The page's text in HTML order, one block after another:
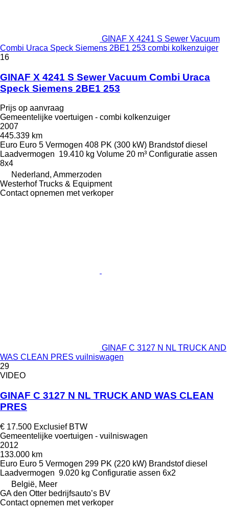
GINAF X 4241 S Sewer Vacuum
Combi Uraca Speck Siemens 2BE1 253 combi kolkenzuiger
16
GINAF X 4241 S Sewer Vacuum Combi Uraca
Speck Siemens 2BE1 253
Prijs op aanvraag
Gemeentelijke voertuigen - combi kolkenzuiger
2007
445.339 km
Euro Euro 5 Vermogen 408 PK (300 kW) Brandstof diesel
Laadvermogen 19.410 kg Volume 20 m³ Configuratie assen
8x4
Nederland, Ammerzoden
Westerhof Trucks & Equipment
Contact opnemen met verkoper
GINAF C 3127 N NL TRUCK AND
WAS CLEAN PRES vuilniswagen
29
VIDEO
GINAF C 3127 N NL TRUCK AND WAS CLEAN
PRES
€ 17.500 Exclusief BTW
Gemeentelijke voertuigen - vuilniswagen
2012
133.000 km
Euro Euro 5 Vermogen 299 PK (220 kW) Brandstof diesel
Laadvermogen 9.020 kg Configuratie assen 6x2
België, Meer
GA den Otter bedrijfsauto’s BV
Contact opnemen met verkoper